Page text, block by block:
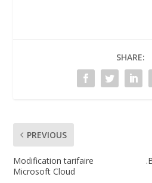
SHARE:
PREVIOUS
Modification tarifaire
Microsoft Cloud